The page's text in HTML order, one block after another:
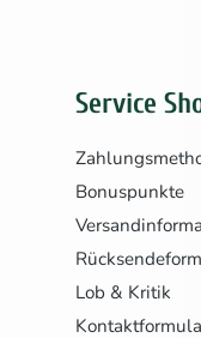
Service
Bonuspunkte
Lob & Kritik